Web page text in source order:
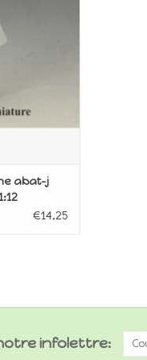
abat-j
€14,25
infolettre: